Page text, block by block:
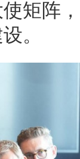
矩阵
。